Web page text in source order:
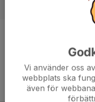
27
Vi använder oss
webbplats ska
även för